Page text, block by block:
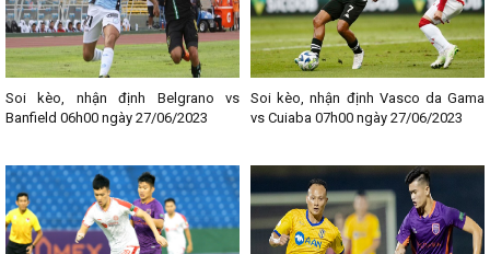
Soi kèo, nhận định Belgrano vs
Banfield 06h00 ngày 27/06/2023
Soi kèo, nhận định Vasco da Gama
vs Cuiaba 07h00 ngày 27/06/2023